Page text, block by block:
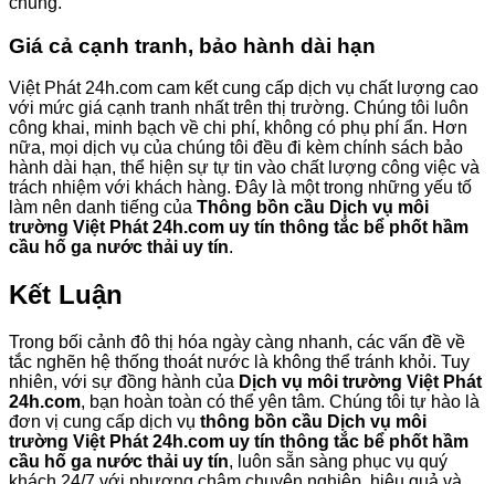
Giá cả cạnh tranh, bảo hành dài hạn
Việt Phát 24h.com cam kết cung cấp dịch vụ chất lượng cao
với mức giá cạnh tranh nhất trên thị trường. Chúng tôi luôn
công khai, minh bạch về chi phí, không có phụ phí ẩn. Hơn
nữa, mọi dịch vụ của chúng tôi đều đi kèm chính sách bảo
hành dài hạn, thể hiện sự tự tin vào chất lượng công việc và
trách nhiệm với khách hàng. Đây là một trong những yếu tố
làm nên danh tiếng của Thông bồn cầu Dịch vụ môi
trường Việt Phát 24h.com uy tín thông tắc bể phốt hầm
cầu hố ga nước thải uy tín.
Kết Luận
Trong bối cảnh đô thị hóa ngày càng nhanh, các vấn đề về
tắc nghẽn hệ thống thoát nước là không thể tránh khỏi. Tuy
nhiên, với sự đồng hành của Dịch vụ môi trường Việt Phát
24h.com, bạn hoàn toàn có thể yên tâm. Chúng tôi tự hào là
đơn vị cung cấp dịch vụ thông bồn cầu Dịch vụ môi
trường Việt Phát 24h.com uy tín thông tắc bể phốt hầm
cầu hố ga nước thải uy tín, luôn sẵn sàng phục vụ quý